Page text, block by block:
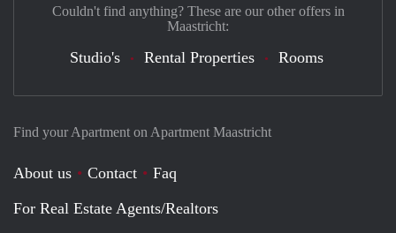
Find your Apartment on Apartment Maastricht
About us Contact
Faq
For Real Estate Agents/Realtors
Couldn't find anything? These are our other offers in
Maastricht:
Studio's Rental Properties Rooms